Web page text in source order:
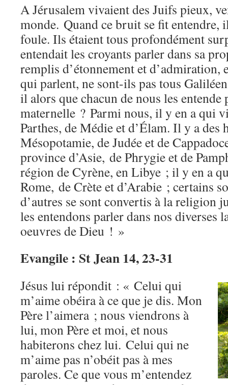
A Jérusalem vivaient des Juifs pieux,
monde. Quand ce bruit se fit entendre,
foule. Ils étaient tous profondément
entendait les croyants parler dans sa
remplis d’étonnement et d’admiration,
qui parlent, ne sont-ils pas tous
il alors que chacun de nous les entende
maternelle ? Parmi nous, il y en a qui
Parthes, de Médie et d’Élam. Il y a des
Mésopotamie, de Judée et de
province d’Asie, de Phrygie et de
région de Cyrène, en Libye ; il y en a
Rome, de Crète et d’Arabie ; certains
d’autres se sont convertis à la religion
les entendons parler dans nos diverses
oeuvres de Dieu ! »
Evangile : St Jean 14, 23-31
Jésus lui répondit : « Celui qui
m’aime obéira à ce que je dis. Mon
Père l’aimera ; nous viendrons à
lui, mon Père et moi, et nous
habiterons chez lui. Celui qui ne
m’aime pas n’obéit pas à mes
paroles. Ce que vous m’entendez